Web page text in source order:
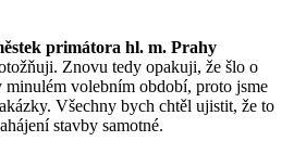
primátora hl. m. Prahy
Znovu tedy opakuji, že šlo o
minulém volebním období, proto jsme
Všechny bych chtěl ujistit, že to
stavby samotné.